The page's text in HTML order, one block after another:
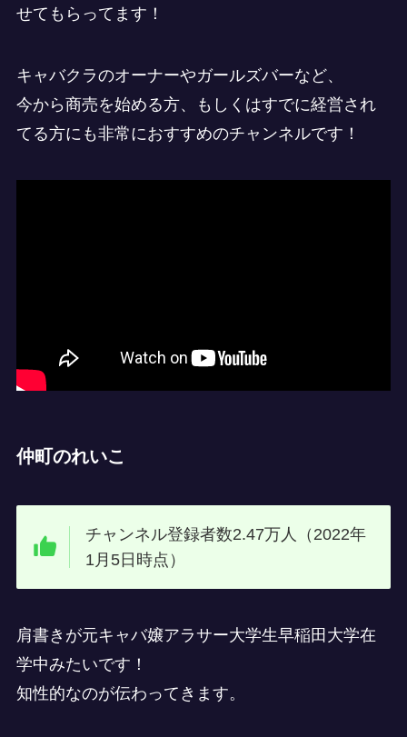
せてもらってます！
キャバクラのオーナーやガールズバーなど、
今から商売を始める方、もしくはすでに経営され
てる方にも非常におすすめのチャンネルです！
仲町のれいこ
チャンネル登録者数2.47万人（2022年
1月5日時点）
肩書きが元キャバ嬢アラサー大学生早稲田大学在
学中みたいです！
知性的なのが伝わってきます。